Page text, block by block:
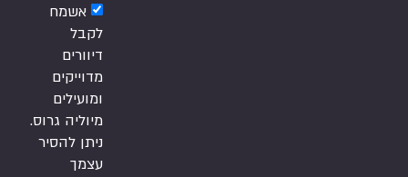
אשמח
לקבל
דיוורים
מדוייקים
ומועילים
מיוליה גרוס.
ניתן להסיר
עצמך